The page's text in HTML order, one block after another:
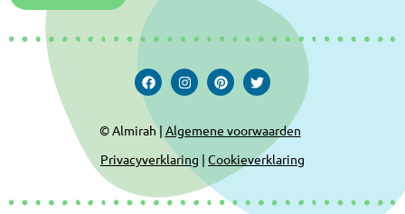
© Almirah | Algemene voorwaarden
Privacyverklaring | Cookieverklaring